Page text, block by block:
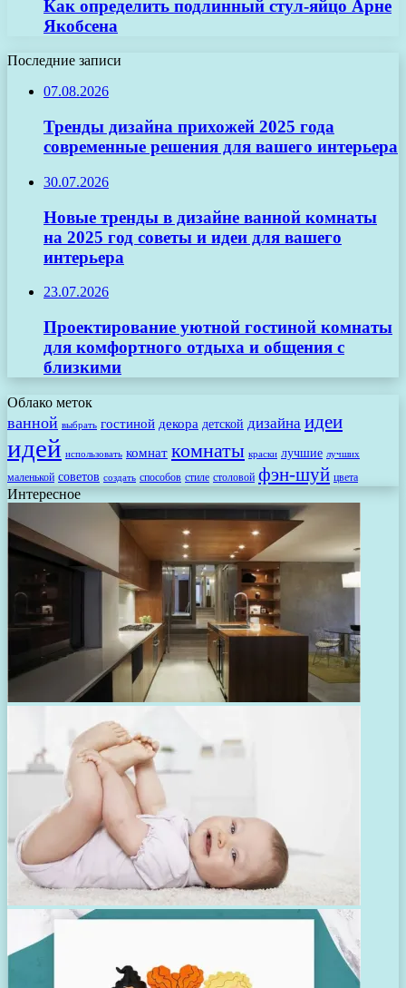
Как определить подлинный стул-яйцо Арне
Якобсена
Последние записи
07.08.2026
Тренды дизайна прихожей 2025 года
современные решения для вашего интерьера
30.07.2026
Новые тренды в дизайне ванной комнаты
на 2025 год советы и идеи для вашего
интерьера
23.07.2026
Проектирование уютной гостиной комнаты
для комфортного отдыха и общения с
близкими
Облако меток
ванной выбрать гостиной декора детской дизайна идеи
идей использовать комнат комнаты краски лучшие лучших
маленькой советов создать способов стиле столовой фэн-шуй цвета
Интересное